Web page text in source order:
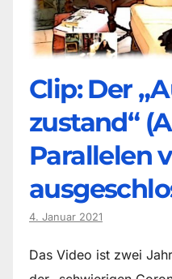
Clip: Der
zustand“
Parallelen
4. Januar 2021
Das Video ist zwei